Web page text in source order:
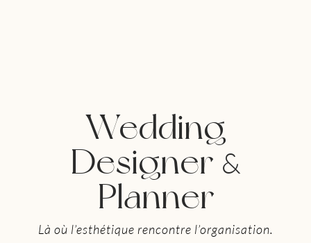
Wedding
Designer &
Planner
Là où l’esthétique rencontre l’organisation.